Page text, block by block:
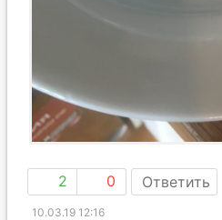
2 0 Ответить
10.03.19 12:16